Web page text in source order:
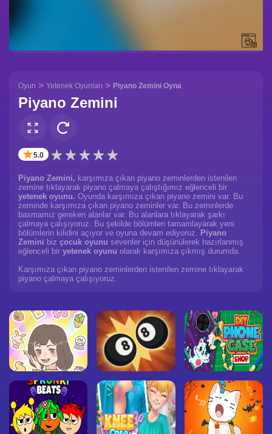
Oyun > Yetenek Oyunları > Piyano Zemini Oyna
Piyano Zemini
✭5.0
Piyano Zemini, karşımıza çıkan piyano zeminlerden istenilen
zemine tıklayarak piyano çalmaya çalıştığımız eğlenceli bir
yetenek oyunu. Oyunda karşımıza çıkan piyano zemini var. Bu
zeminde karşımıza çıkan piyano zeminler var. Bu zeminlerde
basmamız gereken alanlar var. Bu alanlara tıklayarak şarkı
çalmaya çalışıyoruz. Bu şekilde bölümleri tamamlayarak yeni
bölümlerin kilidini açıyor ve oyuna devam ediyoruz. Piyano
Zemini biz çocuk oyunu sevenler için düşünülerek hazırlanmış
eğlenceli bir yetenek oyunu olarak karşımıza çıkmış durumda.
Karşımıza çıkan piyano zeminlerden istenilen zemine tıklayarak
piyano çalmaya çalışıyoruz.